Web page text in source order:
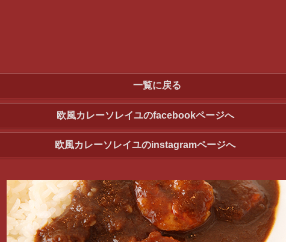
一覧に戻る
欧風カレーソレイユのfacebookページへ
欧風カレーソレイユのinstagramページへ